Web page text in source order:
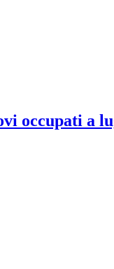
occupati a